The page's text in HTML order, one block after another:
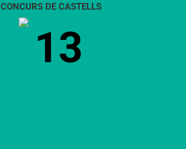
CONCURS DE CASTELLS
13